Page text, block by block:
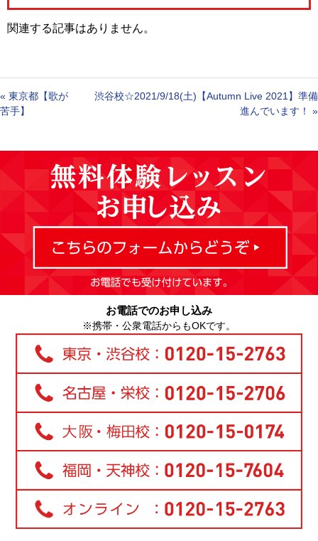
関連する記事はありません。
« 東京都【歌が
苦手】
渋谷校☆2021/9/18(土)【Autumn Live 2021】準備
進んでいます！
»
お電話でのお申し込み
※携帯・公衆電話からもOKです。